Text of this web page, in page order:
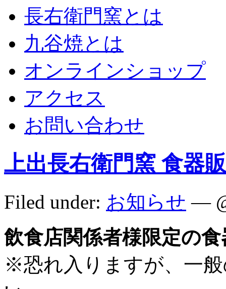
長右衛門窯とは
九谷焼とは
オンラインショップ
アクセス
お問い合わせ
上出長右衛門窯 食器
Filed under: お知らせ —
飲食店関係者様限定の
※恐れ入りますが、一